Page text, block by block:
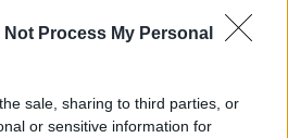
Not Process My Personal
sale, sharing to third parties, or
or sensitive information for
deriva da fonti ufficiali ma
organizzazioni citate;
possono essere rimossi su